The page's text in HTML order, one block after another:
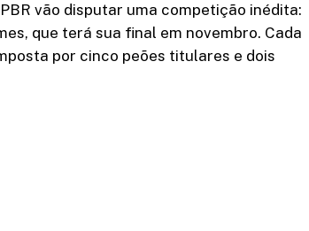
vão disputar uma competição inédita:
que terá sua final em novembro. Cada
por cinco peões titulares e dois